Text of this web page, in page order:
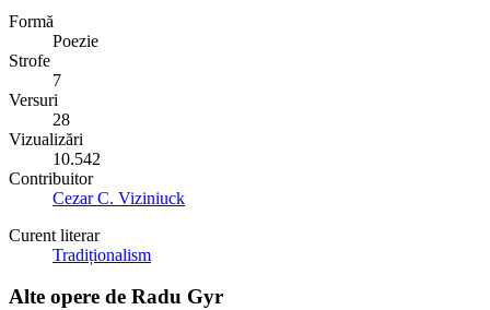
Formă
Poezie
Strofe
7
Versuri
28
Vizualizări
10.542
Contribuitor
Cezar C. Viziniuck
Curent literar
Tradiționalism
Alte opere de Radu Gyr